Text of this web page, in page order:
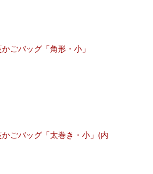
ごバッグ「角形・小」
ごバッグ「太巻き・小」(内